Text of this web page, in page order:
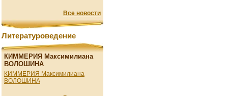
Все новости
Литературоведение
КИММЕРИЯ Максимилиана
ВОЛОШИНА
КИММЕРИЯ Максимилиана
ВОЛОШИНА